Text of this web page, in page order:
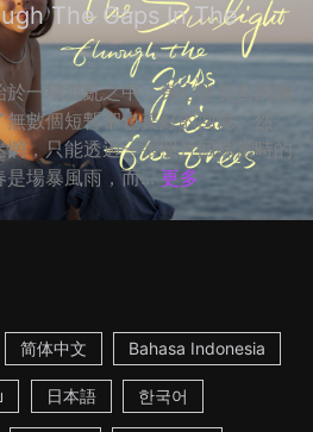
The Gaps In The
於一場混亂之中，身心皆契合的她
數個短暫卻也美好的回憶。然
，只能透過一張照片回味當時的
場暴風雨，而... 更多
简体中文 Bahasa Indonesia
日本語 한국어